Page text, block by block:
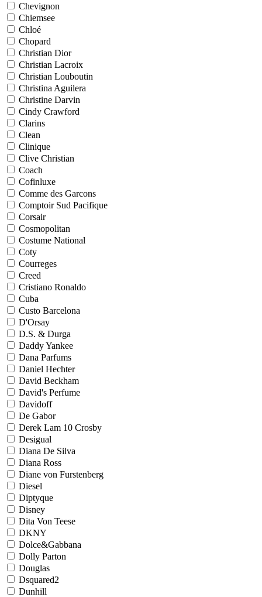
Chevignon
Chiemsee
Chloé
Chopard
Christian Dior
Christian Lacroix
Christian Louboutin
Christina Aguilera
Christine Darvin
Cindy Crawford
Clarins
Clean
Clinique
Clive Christian
Coach
Cofinluxe
Comme des Garcons
Comptoir Sud Pacifique
Corsair
Cosmopolitan
Costume National
Coty
Courreges
Creed
Cristiano Ronaldo
Cuba
Custo Barcelona
D'Orsay
D.S. & Durga
Daddy Yankee
Dana Parfums
Daniel Hechter
David Beckham
David's Perfume
Davidoff
De Gabor
Derek Lam 10 Crosby
Desigual
Diana De Silva
Diana Ross
Diane von Furstenberg
Diesel
Diptyque
Disney
Dita Von Teese
DKNY
Dolce&Gabbana
Dolly Parton
Douglas
Dsquared2
Dunhill